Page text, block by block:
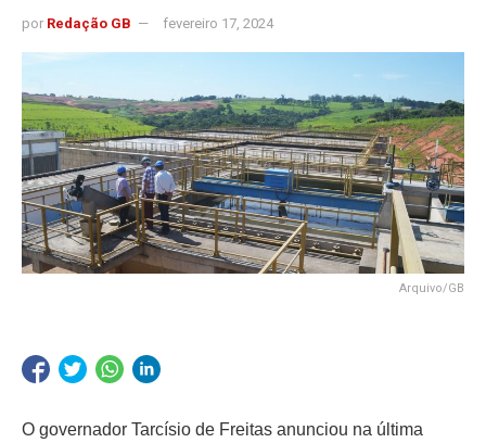
por Redação GB fevereiro 17, 2024
Arquivo/GB
O governador Tarcísio de Freitas anunciou na última